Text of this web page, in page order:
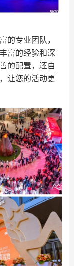
的专业团队，
富的经验和深
的配置，还自
让您的活动更